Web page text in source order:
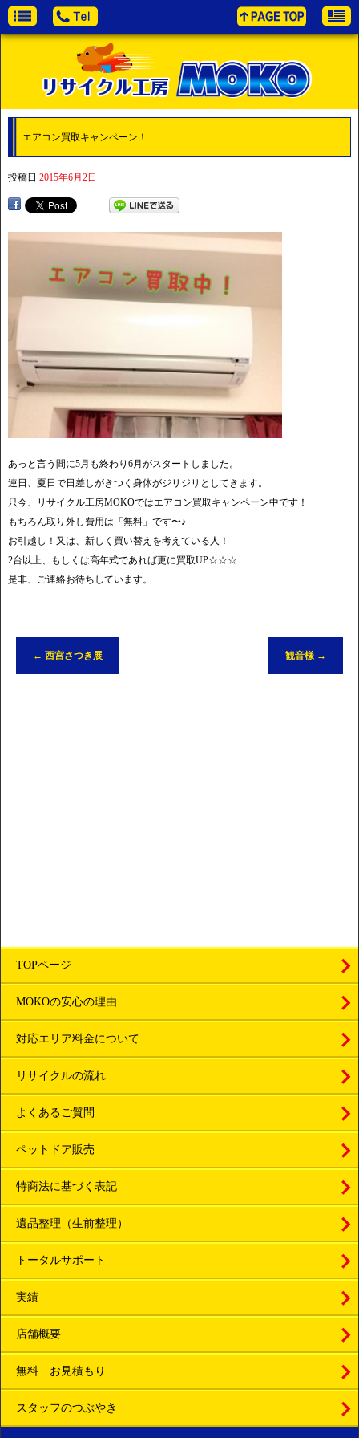
エアコン買取キャンペーン！
投稿日 2015年6月2日
あっと言う間に5月も終わり6月がスタートしました。
連日、夏日で日差しがきつく身体がジリジリとしてきます。
只今、リサイクル工房MOKOではエアコン買取キャンペーン中です！
もちろん取り外し費用は「無料」です〜♪
お引越し！又は、新しく買い替えを考えている人！
2台以上、もしくは高年式であれば更に買取UP☆☆☆
是非、ご連絡お待ちしています。
← 西宮さつき展 観音様 →
TOPページ
MOKOの安心の理由
対応エリア料金について
リサイクルの流れ
よくあるご質問
ペットドア販売
特商法に基づく表記
遺品整理（生前整理）
トータルサポート
実績
店舗概要
無料 お見積もり
スタッフのつぶやき